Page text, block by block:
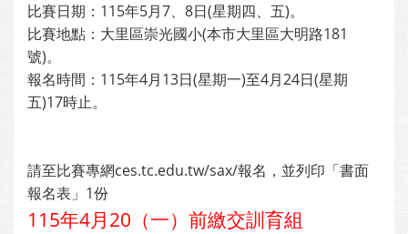
比賽日期：115年5月7、8日(星期四、五)。
比賽地點：大里區崇光國小(本市大里區大明路181
號)。
報名時間：115年4月13日(星期一)至4月24日(星期
五)17時止。
請至比賽專網ces.tc.edu.tw/sax/報名，並列印「書面
報名表」1份
115年4月20（一）前繳交訓育組